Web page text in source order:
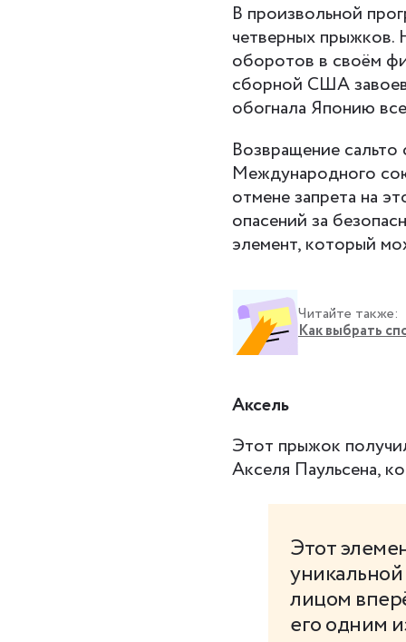
В произвольной
четверных прыжков.
оборотов в своём
сборной США
обогнала Японию
Возвращение
Международного
отмене запрета на
опасений за
элемент, который
Читайте также:
Как выбрать
Аксель
Этот прыжок
Акселя Паульсена,
Этот
лицом
его одним